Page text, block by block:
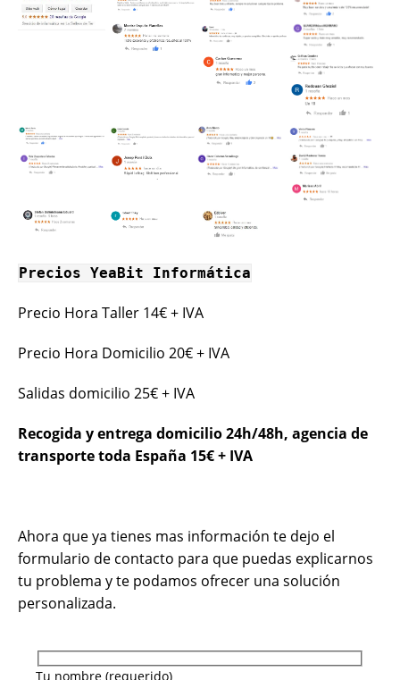
Precios YeaBit Informática
Precio Hora Taller 14€ + IVA
Precio Hora Domicilio 20€ + IVA
Salidas domicilio 25€ + IVA
Recogida y entrega domicilio 24h/48h, agencia de
transporte toda España 15€ + IVA
Ahora que ya tienes mas información te dejo el
formulario de contacto para que puedas explicarnos
tu problema y te podamos ofrecer una solución
personalizada.
Tu nombre (requerido)